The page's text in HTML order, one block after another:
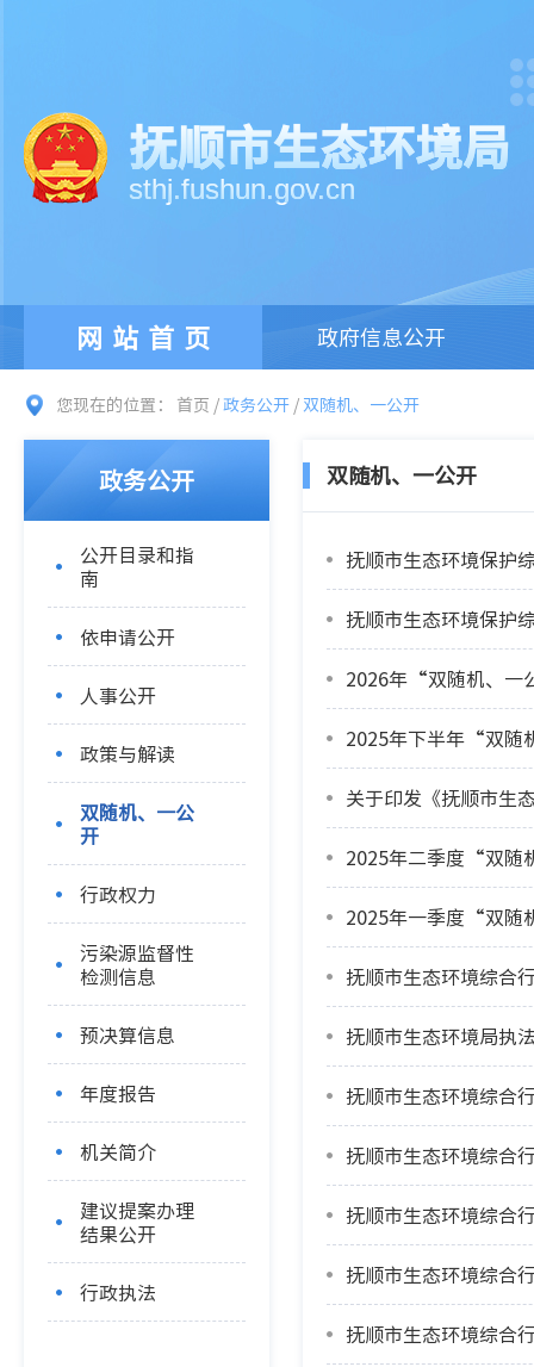
抚顺市生态环境局
sthj.fushun.gov.cn
网站首页 政府信息公开
您现在的位置： 首页 /政务公开 / 双随机、一公开
政务公开
公开目录和指
南
依申请公开
人事公开
政策与解读
双随机、一公
开
行政权力
污染源监督性
检测信息
预决算信息
年度报告
机关简介
建议提案办理
结果公开
行政执法
双随机、一公开
抚顺市生态环境保护
抚顺市生态环境保护
2026年“双随机、一
2025年下半年“双
关于印发《抚顺市生
2025年二季度“双
2025年一季度“双
抚顺市生态环境综合
抚顺市生态环境局执
抚顺市生态环境综合
抚顺市生态环境综合
抚顺市生态环境综合
抚顺市生态环境综
抚顺市生态环境综合